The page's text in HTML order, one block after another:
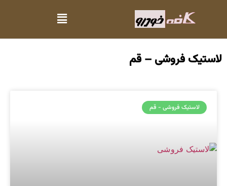
لاستیک فروشی – قم
لاستیک فروشی - قم